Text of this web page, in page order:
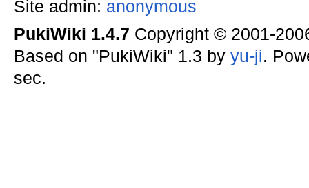
Site admin: anonymous
PukiWiki 1.4.7 Copyright © 2001-
Based on "PukiWiki" 1.3 by yu-ji.
sec.